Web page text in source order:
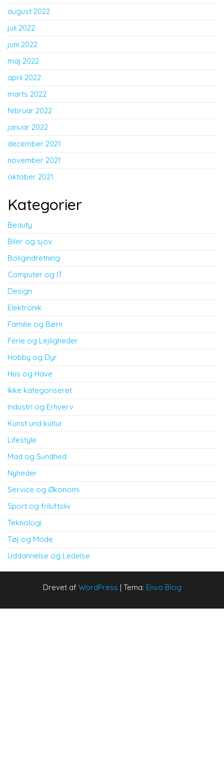
august 2022
juli 2022
juni 2022
maj 2022
april 2022
marts 2022
februar 2022
januar 2022
december 2021
november 2021
oktober 2021
Kategorier
Beauty
Biler og sjov
Boligindretning
Computer og IT
Design
Elektronik
Familie og Børn
Ferie og Lejligheder
Hobby og Dyr
Hus og Have
Ikke kategoriseret
Industri og Erhverv
Kunst und kultur
Lifestyle
Mad og Sundhed
Nyheder
Service og Økonomi
Sport og friluftsliv
Teknologi
Tøj og Mode
Uddannelse og Ledelse
Drevet af WordPress | Tema: Envo Blog